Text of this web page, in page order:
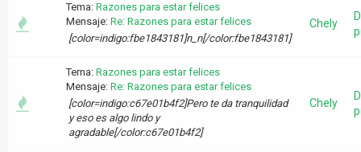
Tema: Razones para estar felices
Mensaje: Re: Razones para estar felices
[color=indigo:fbe1843181]n_n[/color:fbe1843181]
Chely
Tema: Razones para estar felices
Mensaje: Re: Razones para estar felices
[color=indigo:c67e01b4f2]Pero te da tranquilidad
y eso es algo lindo y
agradable[/color:c67e01b4f2]
Chely